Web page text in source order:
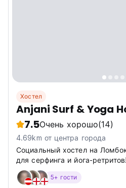
Хостел
Anjani Surf & Yoga
7.5Очень хорошо(14)
4.69km от центра города
Социальный хостел на
для серфинга и йога-
зоне отдыха на крыше.
очарование острова с нашими
5+ гости